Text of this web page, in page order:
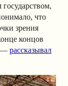
государством,
что
зрения
концов
— рассказывал